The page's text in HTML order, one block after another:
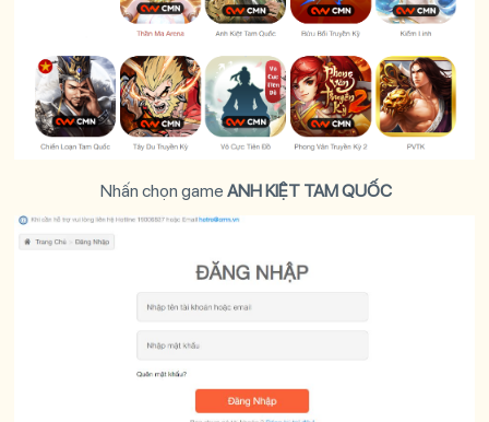
Nhấn chọn game ANH KIỆT TAM QUỐC